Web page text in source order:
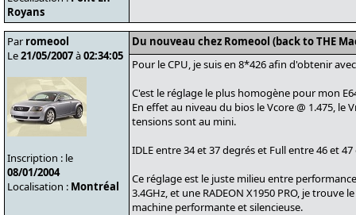
Royans
Par romeool
Le21/05/2007à02:34:05
Inscription : le
08/01/2004
Localisation : Montréal
Du nouveau chez Romeool (back to THE
Pour le CPU, je suis en 8*426 afin d'obtenir
C'est le réglage le plus homogène pour mon
En effet au niveau du bios le Vcore @ 1.475, le
tensions sont au mini.
IDLE entre 34 et 37 degrés et Full entre 46 et 47
Ce réglage est le juste milieu entre
3.4GHz, et une RADEON X1950 PRO, je trouve
machine performante et silencieuse.